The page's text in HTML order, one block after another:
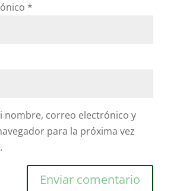
*
nombre, correo electrónico y
para la próxima vez